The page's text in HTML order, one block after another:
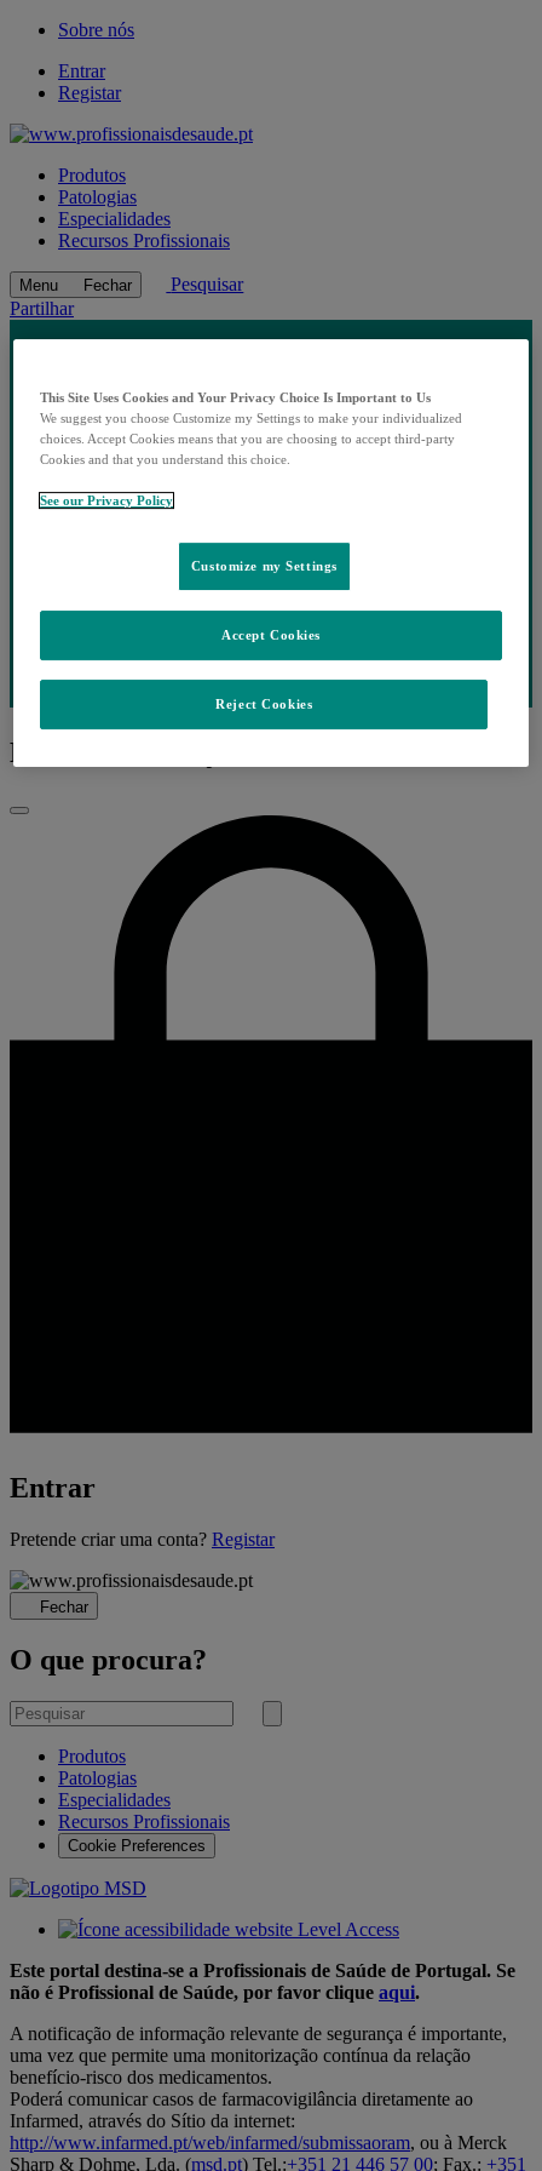
Sobre nós
Entrar
Registar
Produtos
Patologias
Especialidades
Recursos Profissionais
Menu Fechar
Pesquisar
Partilhar
EP.29 VACINAÇÃO
Fechar
Entrar
A
Pretende criar uma conta? Registar
Fechar
O que procura?
Pesquisar
por
Submeter
Produtos
Patologias
Especialidades
Recursos Profissionais
Cookie Preferences
Este portal destina-se a Profissionais de Saúde de Portugal. Se
não é Profissional de Saúde, por favor clique aqui.
A notificação de informação relevante de segurança é importante,
uma vez que permite uma monitorização contínua da relação
benefício-risco dos medicamentos.
Poderá comunicar casos de farmacovigilância diretamente ao
Infarmed, através do Sítio da internet:
http://www.infarmed.pt/web/infarmed/submissaoram, ou à Merck
Sharp & Dohme, Lda. (msd.pt) Tel.:+351 21 446 57 00; Fax.: +351
This Site Uses Cookies and Your Privacy Choice Is Important to Us
We suggest you choose Customize my Settings to make your individualized
choices. Accept Cookies means that you are choosing to accept third-party
Cookies and that you understand this choice.
See our Privacy Policy
Customize my Settings
Reject Cookies
Accept Cookies